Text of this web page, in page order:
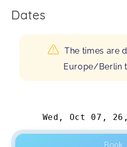
Dates
The times are
Europe/Berlin
Wed, Oct 07, 26
Book